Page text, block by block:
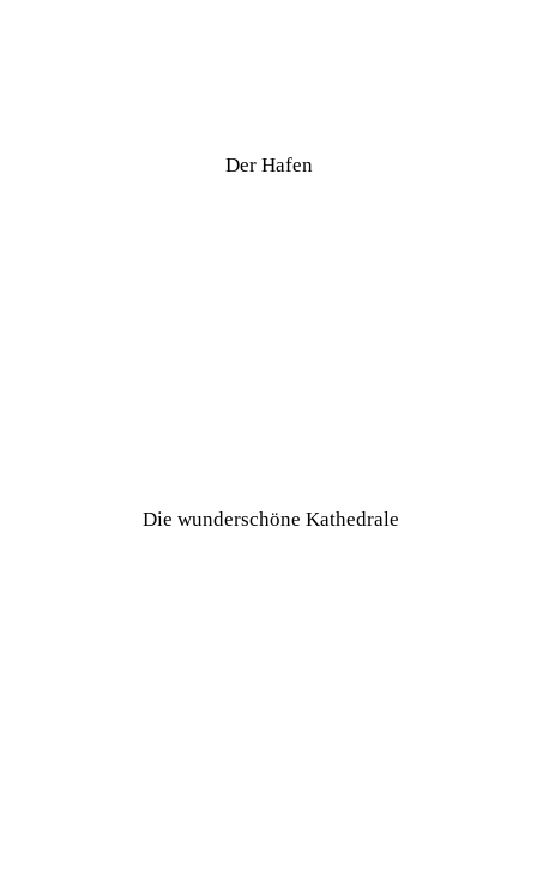
Der Hafen
Die wunderschöne Kathedrale